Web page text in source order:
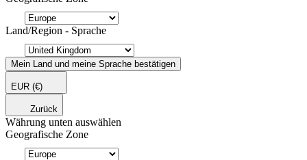
Land/Region - Sprache
Mein Land und meine Sprache bestätigen
EUR (€)
Zurück
Währung unten auswählen
Geografische Zone